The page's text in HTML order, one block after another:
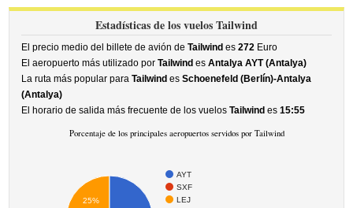
Estadísticas de los vuelos Tailwind
El precio medio del billete de avión deTailwind es272 Euro
El aeropuerto más utilizado porTailwind esAntalya AYT (Antalya)
La ruta más popular paraTailwind esSchoenefeld (Berlín)-Antalya
(Antalya)
El horario de salida más frecuente de los vuelosTailwind es15:55
Porcentaje de los principales aeropuertos servidos por Tailwind
AYT
SXF
LEJ
25%